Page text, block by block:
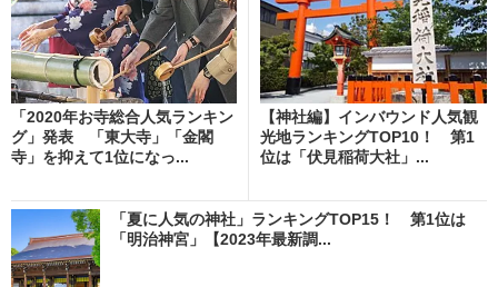
「2020年お寺総合人気ランキン
グ」発表 「東大寺」「金閣
寺」を抑えて1位になっ...
【神社編】インバウンド人気観
光地ランキングTOP10！ 第1
位は「伏見稲荷大社」...
「夏に人気の神社」ランキングTOP15！ 第1位は
「明治神宮」【2023年最新調...